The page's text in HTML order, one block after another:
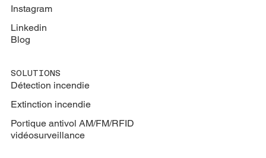
Instagram
Linkedin
Blog
SOLUTIONS
Détection incendie
Extinction incendie
Portique antivol AM/FM/RFID
vidéosurveillance